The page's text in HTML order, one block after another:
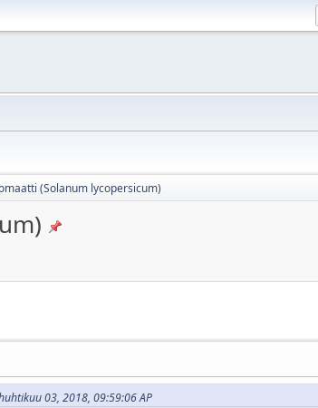
(Solanum lycopersicum)
03, 2018, 09:59:06 AP